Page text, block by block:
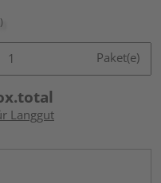
Paket(e)
Langgut